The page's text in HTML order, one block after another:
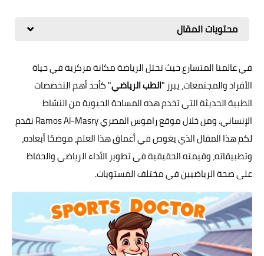
محتويات المقال
في عالمنا المتسارع حيث تحتل الرياضة مكانة مركزية في حياة
الأفراد والمجتمعات، يبرز "الطب الرياضي" كأحد أهم التخصصات
الطبية الحديثة التي تخدم هذه المساحة الحيوية من النشاط
الإنساني. ومن خلال موقع راموس المصري Ramos Al-Masry نقدم
لكم هذا المقال الذي يغوص في أعماق هذا العلم، موضحًا أبعاده،
وتطبيقاته، وقيمته الحقيقية في تطوير الأداء الرياضي والحفاظ
على صحة الرياضيين في مختلف المستويات.